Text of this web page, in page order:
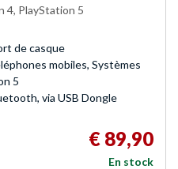
4, PlayStation 5
de casque
mobiles, Systèmes
5
via USB Dongle
€ 89,90
En stock